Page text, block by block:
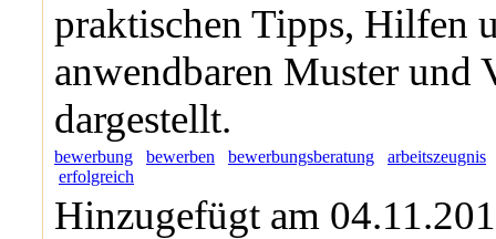
praktischen Tipps, Hilfen
anwendbaren Muster und
dargestellt.
bewerbung bewerben bewerbungsberatung
arbeitszeugnis
erfolgreich
Hinzugefügt am